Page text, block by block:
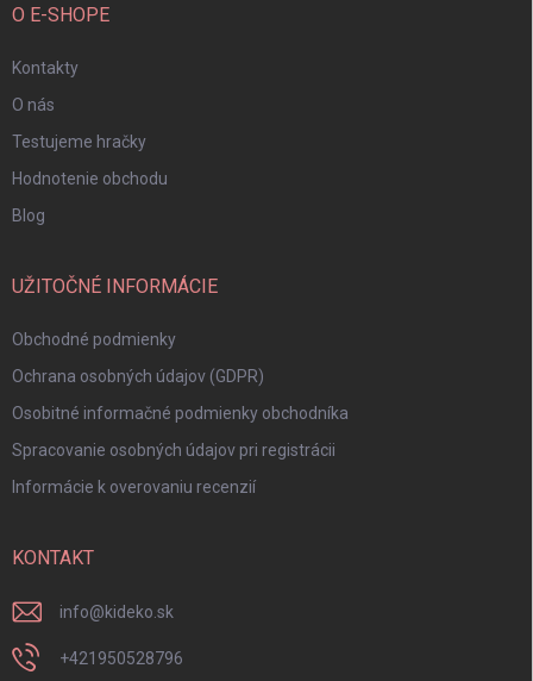
O E-SHOPE
Kontakty
O nás
Testujeme hračky
Hodnotenie obchodu
Blog
UŽITOČNÉ INFORMÁCIE
Obchodné podmienky
Ochrana osobných údajov (GDPR)
Osobitné informačné podmienky obchodníka
Spracovanie osobných údajov pri registrácii
Informácie k overovaniu recenzií
KONTAKT
info@kideko.sk
+421950528796